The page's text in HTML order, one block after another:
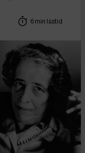
6 min lästid